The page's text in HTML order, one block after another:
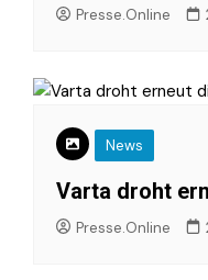
Presse.Online
News
Varta droht
Presse.Online